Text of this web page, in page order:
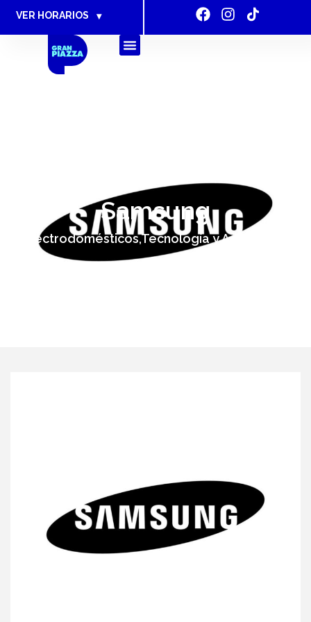
VER HORARIOS ▾
Samsung
Electrodomésticos,Tecnología y Accesorios